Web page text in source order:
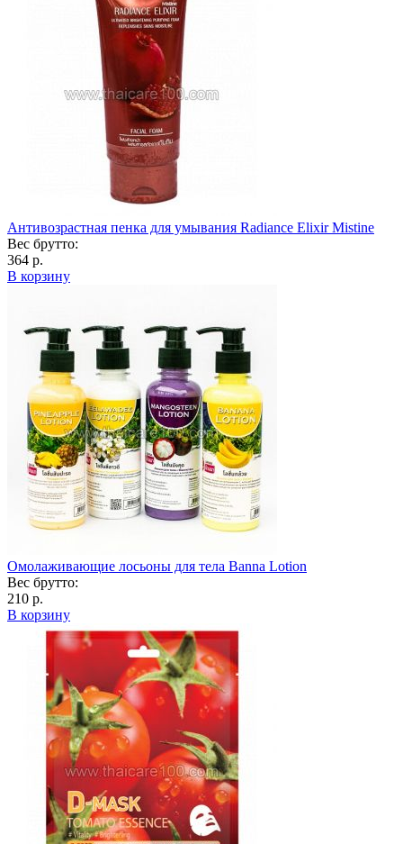
Антивозрастная пенка для умывания Radiance Elixir Mistine
Вес брутто:
364 р.
В корзину
Омолаживающие лосьоны для тела Banna Lotion
Вес брутто:
210 р.
В корзину